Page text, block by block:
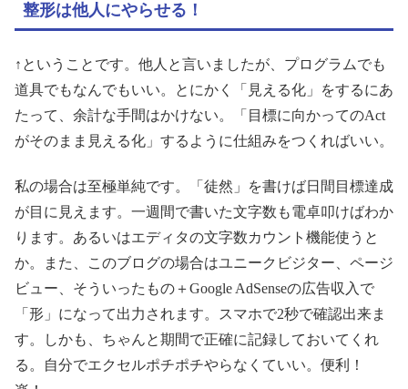
整形は他人にやらせる！
↑ということです。他人と言いましたが、プログラムでも
道具でもなんでもいい。とにかく「見える化」をするにあ
たって、余計な手間はかけない。「目標に向かってのAct
がそのまま見える化」するように仕組みをつくればいい。
私の場合は至極単純です。「徒然」を書けば日間目標達成
が目に見えます。一週間で書いた文字数も電卓叩けばわか
ります。あるいはエディタの文字数カウント機能使うと
か。また、このブログの場合はユニークビジター、ページ
ビュー、そういったもの＋Google AdSenseの広告収入で
「形」になって出力されます。スマホで2秒で確認出来ま
す。しかも、ちゃんと期間で正確に記録しておいてくれ
る。自分でエクセルポチポチやらなくていい。便利！